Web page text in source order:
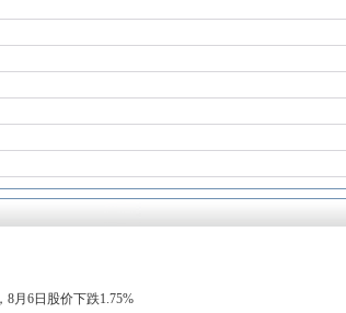
月6日股价下跌1.75%